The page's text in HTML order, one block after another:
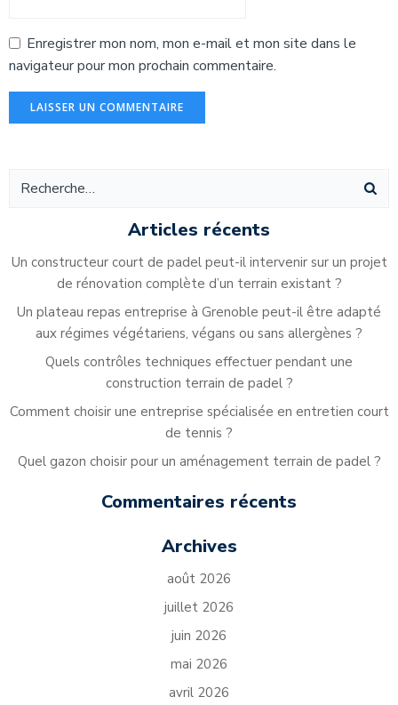
Enregistrer mon nom, mon e-mail et mon site dans le
navigateur pour mon prochain commentaire.
Articles récents
Un constructeur court de padel peut-il intervenir sur un projet
de rénovation complète d’un terrain existant ?
Un plateau repas entreprise à Grenoble peut-il être adapté
aux régimes végétariens, végans ou sans allergènes ?
Quels contrôles techniques effectuer pendant une
construction terrain de padel ?
Comment choisir une entreprise spécialisée en entretien court
de tennis ?
Quel gazon choisir pour un aménagement terrain de padel ?
Commentaires récents
Archives
août 2026
juillet 2026
juin 2026
mai 2026
avril 2026